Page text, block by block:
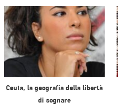
Ceuta, la geografia della libertà
di sognare